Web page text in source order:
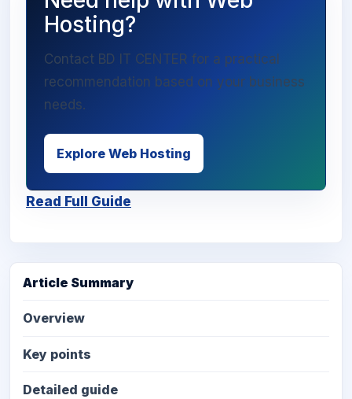
Hosting?
Contact BD IT CENTER for a practical
recommendation based on your business
needs.
Explore Web Hosting
Read Full Guide
Article Summary
Overview
Key points
Detailed guide